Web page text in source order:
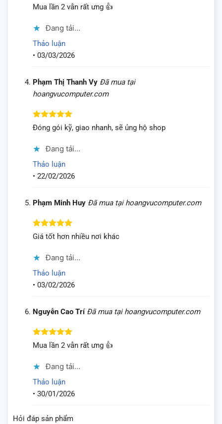
Được xếp
Mua lần 2 vẫn rất ưng 👍
Đang tải...
Thảo luận
• 03/03/2026
Phạm Thị Thanh Vy Đã mua tại
hoangvucomputer.com
Được xếp
hạng 5
Đóng gói kỹ, giao nhanh, sẽ ủng hộ shop
Đang tải...
Thảo luận
• 22/02/2026
Phạm Minh Huy Đã mua tại hoangvucomputer.com
Được xếp
Giá tốt hơn nhiều nơi khác
Đang tải...
Thảo luận
• 03/02/2026
Nguyễn Cao Trí Đã mua tại hoangvucomputer.com
Được xếp
Mua lần 2 vẫn rất ưng 👍
Đang tải...
Thảo luận
• 30/01/2026
Hỏi đáp sản phẩm